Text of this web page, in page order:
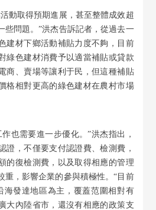
動取得預期進展，甚至整體成效超
些問題。”洪杰告訴記者，從過去一
建材下鄉活動補貼力度不夠，目前
綠色建材消費予以適當補貼或貸款
商、賣場等讓利于民，但這種補貼
格相對更高的綠色建材在農村市場
也需要進一步優化。”洪杰指出，
證，不僅要支付認證費、檢測費，
的復檢測費，以及取得相應的管理
重，影響企業的參與積極性。“目前
海發達地區為主，覆蓋范圍相對有
大內陸省市，還沒有相應的政策支